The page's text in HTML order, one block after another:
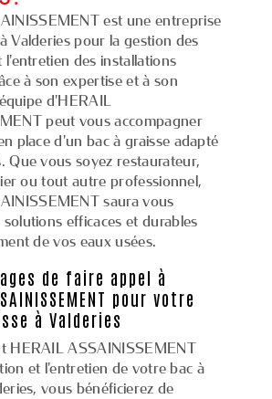
est une entreprise
Valderies pour la gestion des
l'entretien des installations
à son expertise et à son
d'HERAIL
peut vous accompagner
place d'un bac à graisse adapté
Que vous soyez restaurateur,
ou tout autre professionnel,
saura vous
efficaces et durables
de vos eaux usées.
de faire appel à
pour votre
à Valderies
HERAIL ASSAINISSEMENT
et l'entretien de votre bac à
vous bénéficierez de